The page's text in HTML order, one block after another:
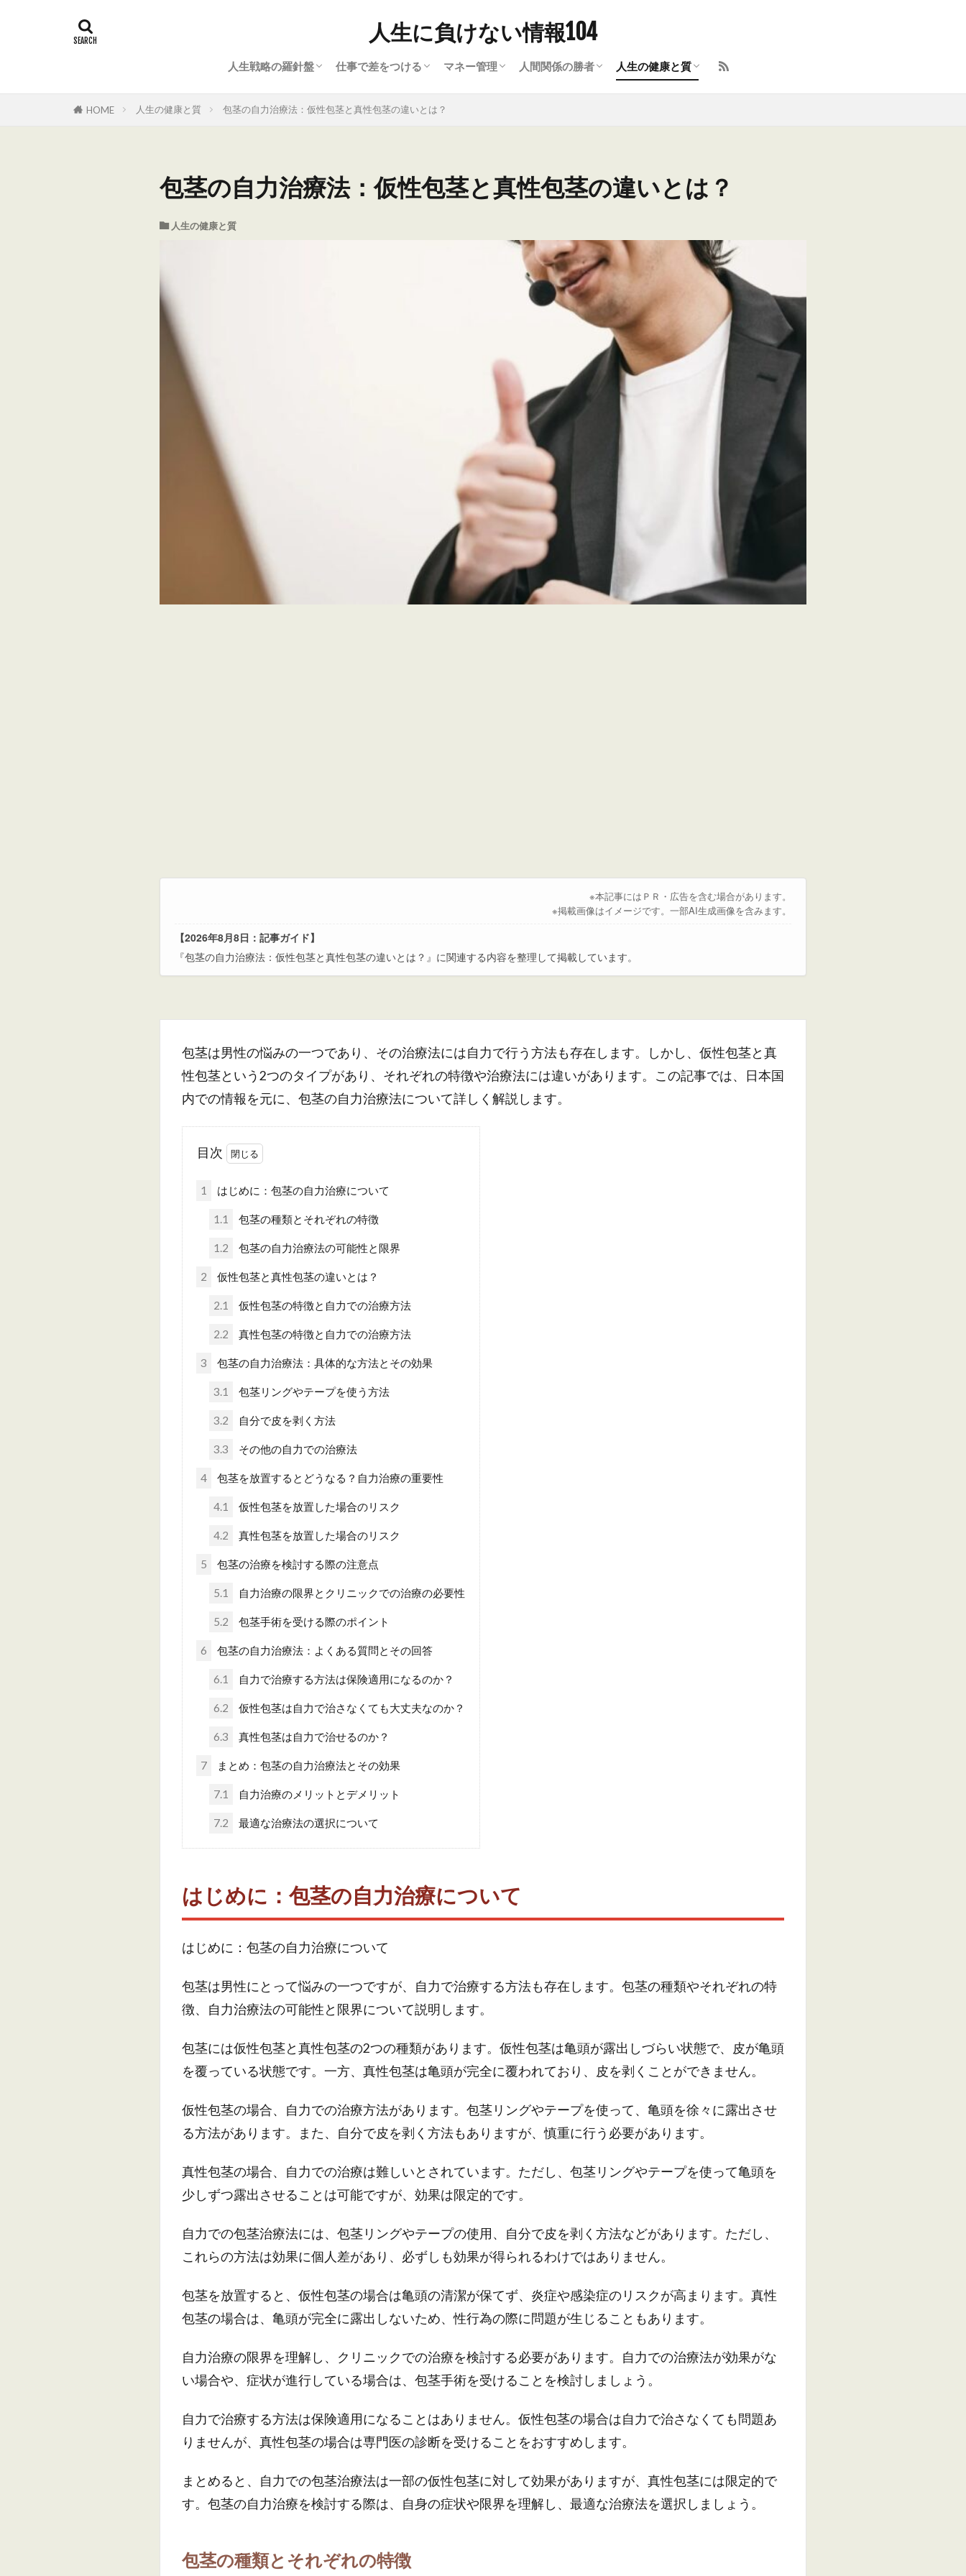
人生に負けない情報104
人生戦略の羅針盤 仕事で差をつける マネー管理 人間関係の勝者 人生の健康と質
HOME 人生の健康と質 包茎の自力治療法：仮性包茎と真性包茎の違いとは？
包茎の自力治療法：仮性包茎と真性包茎の違いとは？
人生の健康と質
※本記事にはＰＲ・広告を含む場合があります。
※掲載画像はイメージです。一部AI生成画像を含みます。
【2026年8月8日：記事ガイド】
『包茎の自力治療法：仮性包茎と真性包茎の違いとは？』に関連する内容を整理して掲載しています。
包茎は男性の悩みの一つであり、その治療法には自力で行う方法も存在します。しかし、仮性包茎と真
性包茎という2つのタイプがあり、それぞれの特徴や治療法には違いがあります。この記事では、日本国
内での情報を元に、包茎の自力治療法について詳しく解説します。
目次
1 はじめに：包茎の自力治療について
1.1 包茎の種類とそれぞれの特徴
1.2 包茎の自力治療法の可能性と限界
2 仮性包茎と真性包茎の違いとは？
2.1 仮性包茎の特徴と自力での治療方法
2.2 真性包茎の特徴と自力での治療方法
3 包茎の自力治療法：具体的な方法とその効果
3.1 包茎リングやテープを使う方法
3.2 自分で皮を剥く方法
3.3 その他の自力での治療法
4 包茎を放置するとどうなる？自力治療の重要性
4.1 仮性包茎を放置した場合のリスク
4.2 真性包茎を放置した場合のリスク
5 包茎の治療を検討する際の注意点
5.1 自力治療の限界とクリニックでの治療の必要性
5.2 包茎手術を受ける際のポイント
6 包茎の自力治療法：よくある質問とその回答
6.1 自力で治療する方法は保険適用になるのか？
6.2 仮性包茎は自力で治さなくても大丈夫なのか？
6.3 真性包茎は自力で治せるのか？
7 まとめ：包茎の自力治療法とその効果
7.1 自力治療のメリットとデメリット
7.2 最適な治療法の選択について
はじめに：包茎の自力治療について
はじめに：包茎の自力治療について
包茎は男性にとって悩みの一つですが、自力で治療する方法も存在します。包茎の種類やそれぞれの特
徴、自力治療法の可能性と限界について説明します。
包茎には仮性包茎と真性包茎の2つの種類があります。仮性包茎は亀頭が露出しづらい状態で、皮が亀頭
を覆っている状態です。一方、真性包茎は亀頭が完全に覆われており、皮を剥くことができません。
仮性包茎の場合、自力での治療方法があります。包茎リングやテープを使って、亀頭を徐々に露出させ
る方法があります。また、自分で皮を剥く方法もありますが、慎重に行う必要があります。
真性包茎の場合、自力での治療は難しいとされています。ただし、包茎リングやテープを使って亀頭を
少しずつ露出させることは可能ですが、効果は限定的です。
自力での包茎治療法には、包茎リングやテープの使用、自分で皮を剥く方法などがあります。ただし、
これらの方法は効果に個人差があり、必ずしも効果が得られるわけではありません。
包茎を放置すると、仮性包茎の場合は亀頭の清潔が保てず、炎症や感染症のリスクが高まります。真性
包茎の場合は、亀頭が完全に露出しないため、性行為の際に問題が生じることもあります。
自力治療の限界を理解し、クリニックでの治療を検討する必要があります。自力での治療法が効果がな
い場合や、症状が進行している場合は、包茎手術を受けることを検討しましょう。
自力で治療する方法は保険適用になることはありません。仮性包茎の場合は自力で治さなくても問題あ
りませんが、真性包茎の場合は専門医の診断を受けることをおすすめします。
まとめると、自力での包茎治療法は一部の仮性包茎に対して効果がありますが、真性包茎には限定的で
す。包茎の自力治療を検討する際は、自身の症状や限界を理解し、最適な治療法を選択しましょう。
包茎の種類とそれぞれの特徴